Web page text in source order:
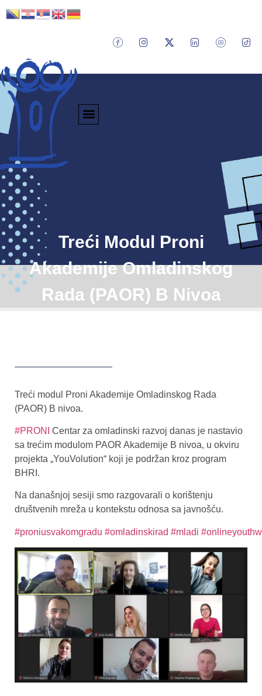
Treći Modul Proni
Akademije Omladinskog
Rada (PAOR) B Nivoa
Treći modul Proni Akademije Omladinskog Rada
(PAOR) B nivoa.
#PRONI
Centar za omladinski razvoj danas je nastavio
sa trećim modulom PAOR Akademije B nivoa, u okviru
projekta „YouVolution“ koji je podržan kroz program
BHRI.
Na današnjoj sesiji smo razgovarali o korištenju
društvenih mreža u kontekstu odnosa sa javnošću.
#proniusvakomgradu #omladinskirad #mladi